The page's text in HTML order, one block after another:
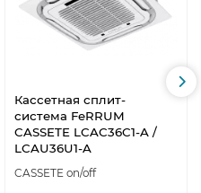
Кассетная сплит-
система FeRRUM
CASSETE LCAC36C1-A /
LCAU36U1-A
CASSETE on/off